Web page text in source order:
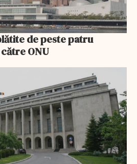
de peste patru
ONU